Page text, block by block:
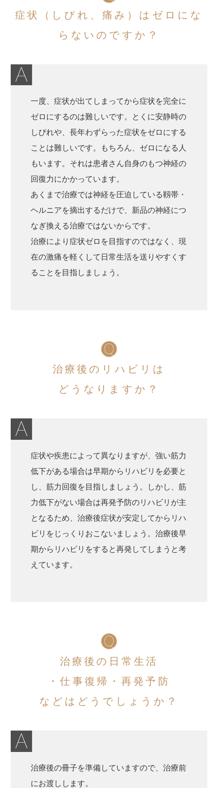
症状（しびれ、痛み）はゼロにな
らないのですか？
一度、症状が出てしまってから症状を完全に
ゼロにするのは難しいです。とくに安静時の
しびれや、長年わずらった症状をゼロにする
ことは難しいです。もちろん、ゼロになる人
もいます。それは患者さん自身のもつ神経の
回復力にかかっています。
あくまで治療では神経を圧迫している靱帯・
ヘルニアを摘出するだけで、新品の神経につ
なぎ換える治療ではないからです。
治療により症状ゼロを目指すのではなく、現
在の激痛を軽くして日常生活を送りやすくす
ることを目指しましょう。
治療後のリハビリは
どうなりますか？
症状や疾患によって異なりますが、強い筋力
低下がある場合は早期からリハビリを必要と
し、筋力回復を目指しましょう。しかし、筋
力低下がない場合は再発予防のリハビリが主
となるため、治療後症状が安定してからリハ
ビリをじっくりおこないましょう。治療後早
期からリハビリをすると再発してしまうと考
えています。
治療後の日常生活
・仕事復帰・再発予防
などはどうでしょうか？
治療後の冊子を準備していますので、治療前
にお渡しします。